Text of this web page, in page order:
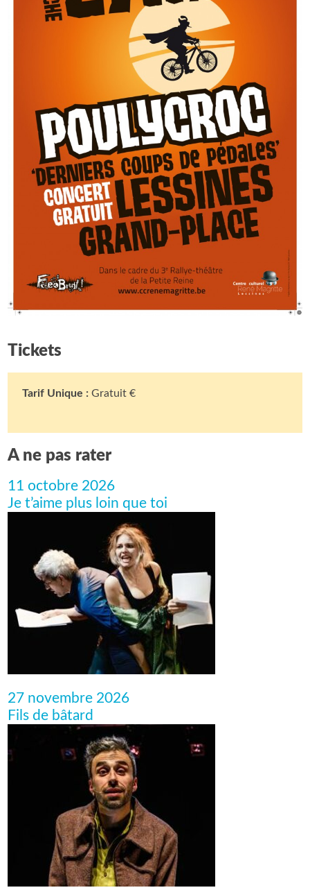
Tickets
Tarif Unique : Gratuit €
A ne pas rater
11 octobre 2026
Je t’aime plus loin que toi
27 novembre 2026
Fils de bâtard